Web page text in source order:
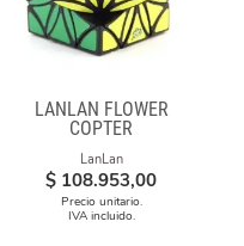
LANLAN FLOWER
COPTER
LanLan
$ 108.953,00
Precio unitario.
IVA incluido.